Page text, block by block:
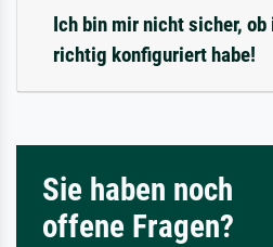
Ich bin mir nicht sicher,
richtig konfiguriert habe!
Sie haben noch
offene Fragen?